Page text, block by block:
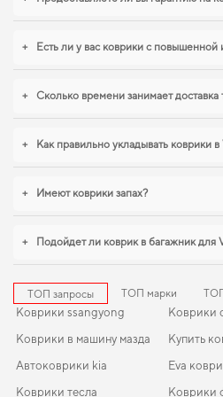
уход за автомобилем начинается с
салон для infiniti qx50
коврики toyota
салона. И дальше будем помогать вам
+ Есть ли у вас коврики с повышенной
+ Сколько времени занимает доставка
+ Как правильно укладывать коврики
+ Имеют коврики запах?
+ Подойдет ли коврик в багажник для
ТОП запросы ТОП марки
Коврики ssangyong
Коврики в машину мазда
Автоковрики kia
Коврики тесла
Коврики
Купить
Eva
Коврики